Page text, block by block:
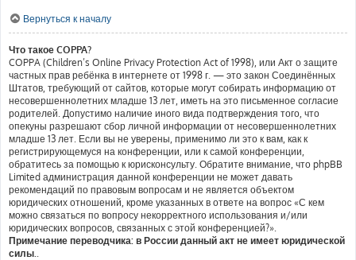
Вернуться к началу
Что такое COPPA?
COPPA (Children’s Online Privacy Protection Act of 1998), или Акт о защите
частных прав ребёнка в интернете от 1998 г. — это закон Соединённых
Штатов, требующий от сайтов, которые могут собирать информацию от
несовершеннолетних младше 13 лет, иметь на это письменное согласие
родителей. Допустимо наличие иного вида подтверждения того, что
опекуны разрешают сбор личной информации от несовершеннолетних
младше 13 лет. Если вы не уверены, применимо ли это к вам, как к
регистрирующемуся на конференции, или к самой конференции,
обратитесь за помощью к юрисконсульту. Обратите внимание, что phpBB
Limited администрация данной конференции не может давать
рекомендаций по правовым вопросам и не является объектом
юридических отношений, кроме указанных в ответе на вопрос «С кем
можно связаться по вопросу некорректного использования и/или
юридических вопросов, связанных с этой конференцией?».
Примечание переводчика: в России данный акт не имеет юридической
силы..